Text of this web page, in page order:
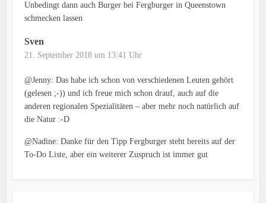
Unbedingt dann auch Burger bei Fergburger in Queenstown
schmecken lassen
Sven
21. September 2018 um 13:41 Uhr
@Jenny: Das habe ich schon von verschiedenen Leuten gehört
(gelesen ;-)) und ich freue mich schon drauf, auch auf die
anderen regionalen Spezialitäten – aber mehr noch natürlich auf
die Natur :-D
@Nadine: Danke für den Tipp Fergburger steht bereits auf der
To-Do Liste, aber ein weiterer Zuspruch ist immer gut